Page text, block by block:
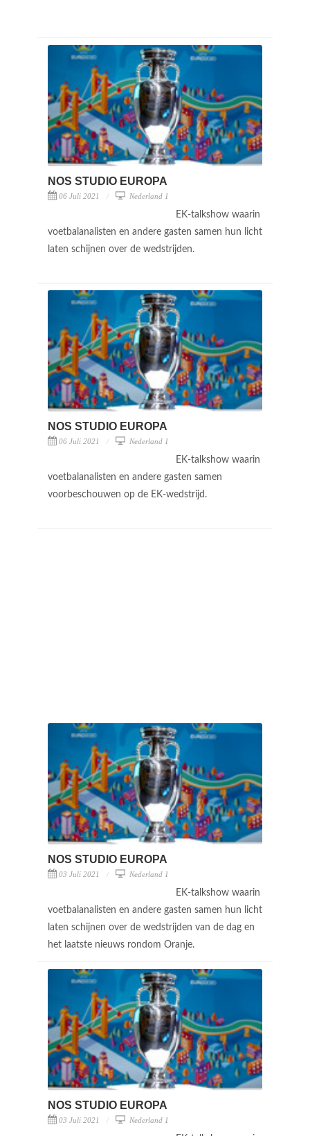
NOS STUDIO EUROPA
06 Juli 2021 Nederland 1
EK-talkshow waarin
voetbalanalisten en andere gasten samen hun licht
laten schijnen over de wedstrijden.
NOS STUDIO EUROPA
06 Juli 2021 Nederland 1
EK-talkshow waarin
voetbalanalisten en andere gasten samen
voorbeschouwen op de EK-wedstrijd.
NOS STUDIO EUROPA
03 Juli 2021 Nederland 1
EK-talkshow waarin
voetbalanalisten en andere gasten samen hun licht
laten schijnen over de wedstrijden van de dag en
het laatste nieuws rondom Oranje.
NOS STUDIO EUROPA
03 Juli 2021 Nederland 1